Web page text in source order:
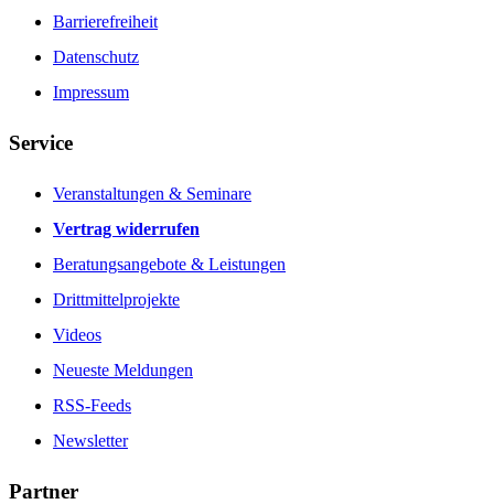
Barrierefreiheit
Datenschutz
Impressum
Service
Veranstaltungen & Seminare
Vertrag widerrufen
Beratungsangebote & Leistungen
Drittmittelprojekte
Videos
Neueste Meldungen
RSS-Feeds
Newsletter
Partner